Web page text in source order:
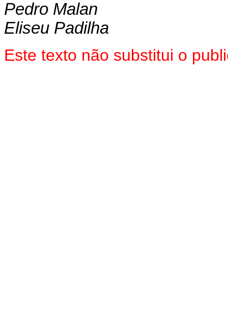
Pedro Malan
Eliseu Padilha
Este texto não substitui o